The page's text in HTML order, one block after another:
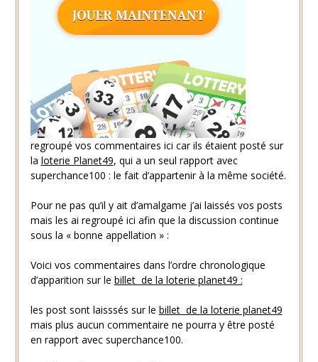
regroupé vos commentaires ici car ils étaient posté sur
la loterie Planet49, qui a un seul rapport avec
superchance100 : le fait d’appartenir à la même société.
Pour ne pas qu’il y ait d’amalgame j’ai laissés vos posts
mais les ai regroupé ici afin que la discussion continue
sous la « bonne appellation » :
Voici vos commentaires dans l’ordre chronologique
d’apparition sur le billet de la loterie planet49 :
les post sont laisssés sur le billet de la loterie planet49
mais plus aucun commentaire ne pourra y être posté
en rapport avec superchance100.